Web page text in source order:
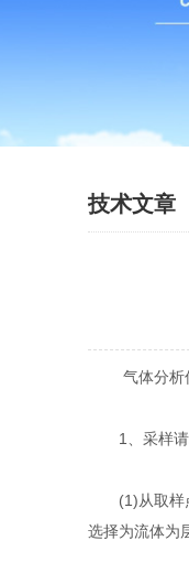
技术文章
气体分析仪
1、采样请
(1)从取样点
选择为流体为